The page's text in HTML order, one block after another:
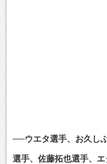
──ウエタ選手、お久し
選手、佐藤拓也選手、